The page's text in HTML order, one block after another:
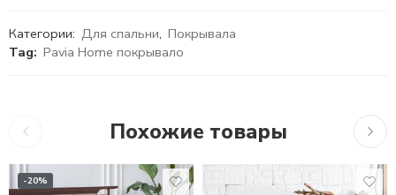
Категории: Для спальни, Покрывала
Tag: Pavia Home покрывало
Похожие товары
-20%